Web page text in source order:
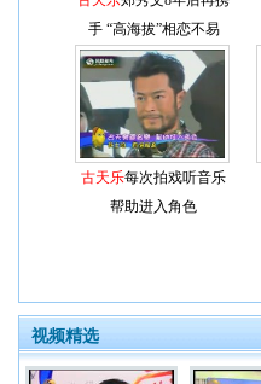
手 “高海拔”相恋不易
古天乐每次拍戏听音乐
帮助进入角色
视频精选